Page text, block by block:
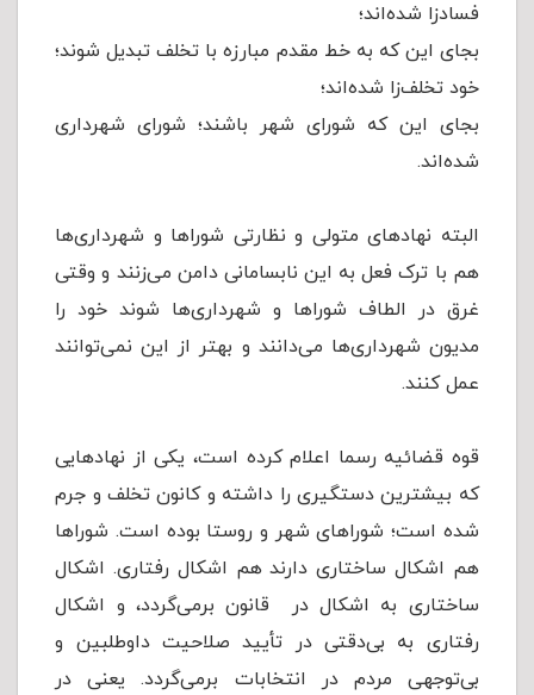
فسادزا شده‌اند؛
بجای این که به خط مقدم مبارزه با تخلف تبدیل شوند؛
خود تخلف‌زا شده‌اند؛
بجای این که شورای شهر باشند؛ شورای شهرداری
شده‌اند.
البته نهادهای متولی و نظارتی شوراها و شهرداری‌ها
هم با ترک فعل به این نابسامانی دامن می‌زنند و وقتی
غرق در الطاف شوراها و شهرداری‌ها شوند خود را
مدیون شهرداری‌ها می‌دانند و بهتر از این نمی‌توانند
عمل کنند.
قوه قضائیه رسما اعلام کرده است، یکی از نهادهایی
که بیشترین دستگیری را داشته و کانون‌ تخلف و جرم
شده است؛ شوراهای شهر و روستا بوده است. شوراها
هم اشکال ساختاری دارند هم اشکال رفتاری. اشکال
ساختاری به اشکال در قانون برمی‌گردد، و اشکال
رفتاری به بی‌دقتی در تأیید صلاحیت داوطلبین و
بی‌توجهی مردم در انتخابات برمی‌گردد. یعنی در